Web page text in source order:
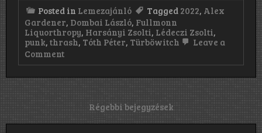
Posted in Lemezajánló Tagged 2022, Alex
Gardener, Dombai László, Fullmonn
Liquorthropy, Harsányi Zsolti, Lédeczi Zsolti,
punk, thrash, Tóth Péter, Türböwitch
Leave a
Commenton
Türböwitch
navigáció
Régebbi bejegyzések